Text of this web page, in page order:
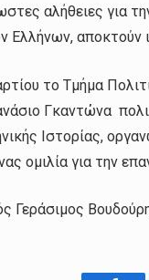
αλήθειες για
αποκτούν
το Τμήμα
Γκαντώνα
Ιστορίας,
ομιλία για την
Γεράσιμος